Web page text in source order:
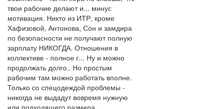
твои рабочие делают и... минус
мотивация. Никто из ИТР, кроме
Хафизовой, Антонова, Сон и замдира
по безопасности не получают полную
зарплату НИКОГДА. Отношения в
коллективе - полное г... Ну и можно
продолжать долго.. Но простым
рабочим там можно работать вполне.
Только со спецодеждой проблемы -
никогда не выдадут вовремя нужную
или подходящего размера.